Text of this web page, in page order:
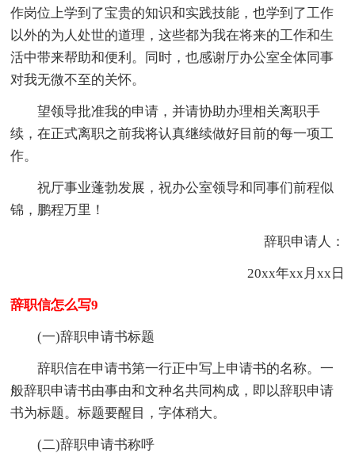
作岗位上学到了宝贵的知识和实践技能，也学到了工作
以外的为人处世的道理，这些都为我在将来的工作和生
活中带来帮助和便利。同时，也感谢厅办公室全体同事
对我无微不至的关怀。
望领导批准我的申请，并请协助办理相关离职手
续，在正式离职之前我将认真继续做好目前的每一项工
作。
祝厅事业蓬勃发展，祝办公室领导和同事们前程似
锦，鹏程万里！
辞职申请人：
20xx年xx月xx日
辞职信怎么写9
(一)辞职申请书标题
辞职信在申请书第一行正中写上申请书的名称。一
般辞职申请书由事由和文种名共同构成，即以辞职申请
书为标题。标题要醒目，字体稍大。
(二)辞职申请书称呼